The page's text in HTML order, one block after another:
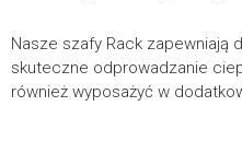
Nasze szafy Rack zapewniają
skuteczne odprowadzanie
również wyposażyć w